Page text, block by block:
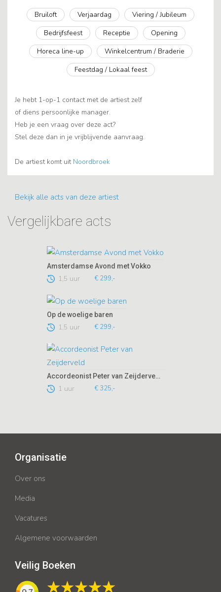
Bruiloft Verjaardag
Viering / Jubileum
Bedrijfsfeest
Receptie
Opening
Horeca line-up
Winkelcentrum / Braderie
Feestdag / Lokaal feest
Je hebt 1-op-1 contact met de artiest zelf
of diens persoonlijke manager.
Heb je een vraag over deze act?
Stel deze dan in je vrijblijvende aanvraag.
De artiest komt uit Noordbroek
Bekijk alle acts van deze artiest
Vergelijkbare acts
Amsterdamse Avond met Vokko
1,5 uur € 299,-
Op de woelige baren
1,5 uur € 299,-
Accordeonist Peter van Zeijderveld
1 uur € 325,-
Organisatie
Over ons
Media
Vacatures
Algemene voorwaarden
Veilig Boeken